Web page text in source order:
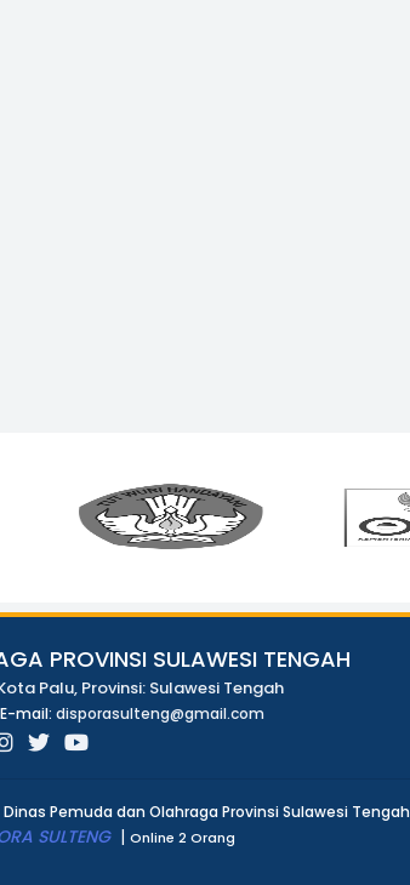
PROVINSI SULAWESI TENGAH
Palu, Provinsi: Sulawesi Tengah
mail: disporasulteng@gmail.com
Pemuda dan Olahraga Provinsi Sulawesi Tengah
SULTENG | Online 2 Orang